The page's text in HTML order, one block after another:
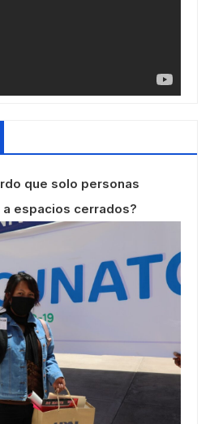
que solo personas
espacios cerrados?